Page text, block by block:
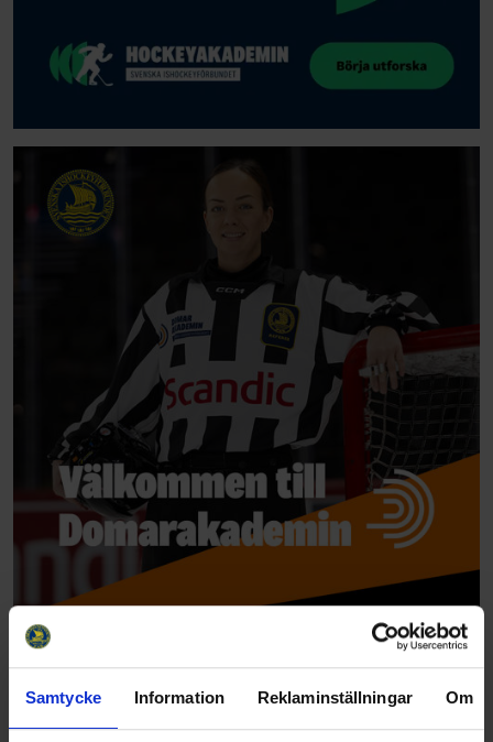
Samtycke Information Reklaminställningar Om